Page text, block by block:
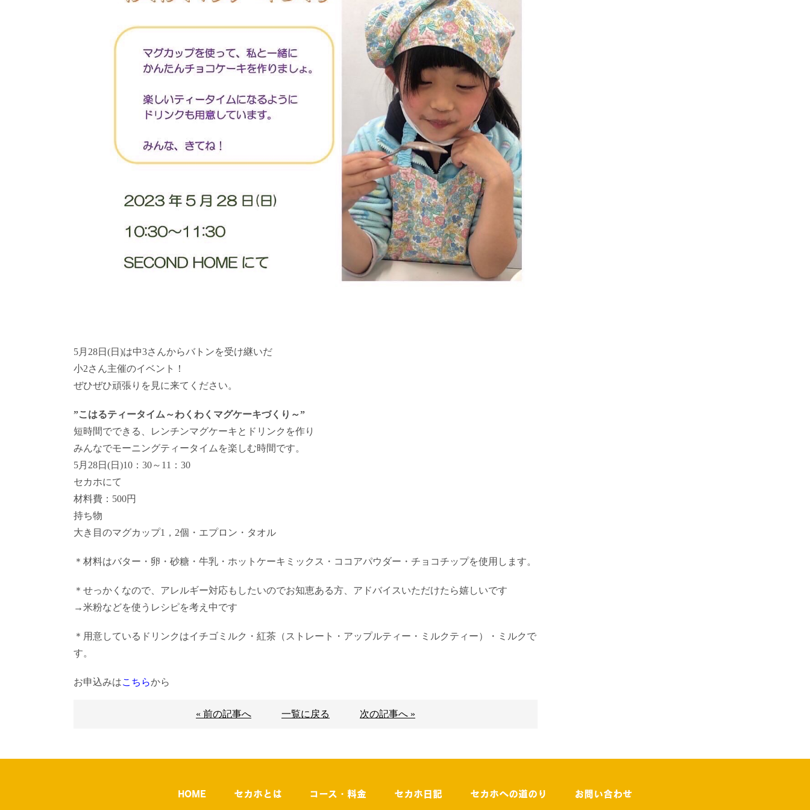
5月28日(日)は中3さんからバトンを受け継いだ
小2さん主催のイベント！
ぜひぜひ頑張りを見に来てください。
”こはるティータイム～わくわくマグケーキづくり～”
短時間でできる、レンチンマグケーキとドリンクを作り
みんなでモーニングティータイムを楽しむ時間です。
5月28日(日)10：30～11：30
セカホにて
材料費：500円
持ち物
大き目のマグカップ1，2個・エプロン・タオル
＊材料はバター・卵・砂糖・牛乳・ホットケーキミックス・ココアパウダー・チョコチップを使用します。
＊せっかくなので、アレルギー対応もしたいのでお知恵ある方、アドバイスいただけたら嬉しいです
→米粉などを使うレシピを考え中です
＊用意しているドリンクはイチゴミルク・紅茶（ストレート・アップルティー・ミルクティー）・ミルクで
す。
お申込みはこちらから
« 前の記事へ 一覧に戻る 次の記事へ »
HOME セカホとは コース・料金 セカホ日記 セカホへの道のり お問い合わせ